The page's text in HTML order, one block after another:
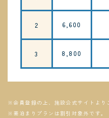
2 6,600
3 8,800
※会員登録の上、施設公式サイトより
※素泊まりプランは割引対象外です。